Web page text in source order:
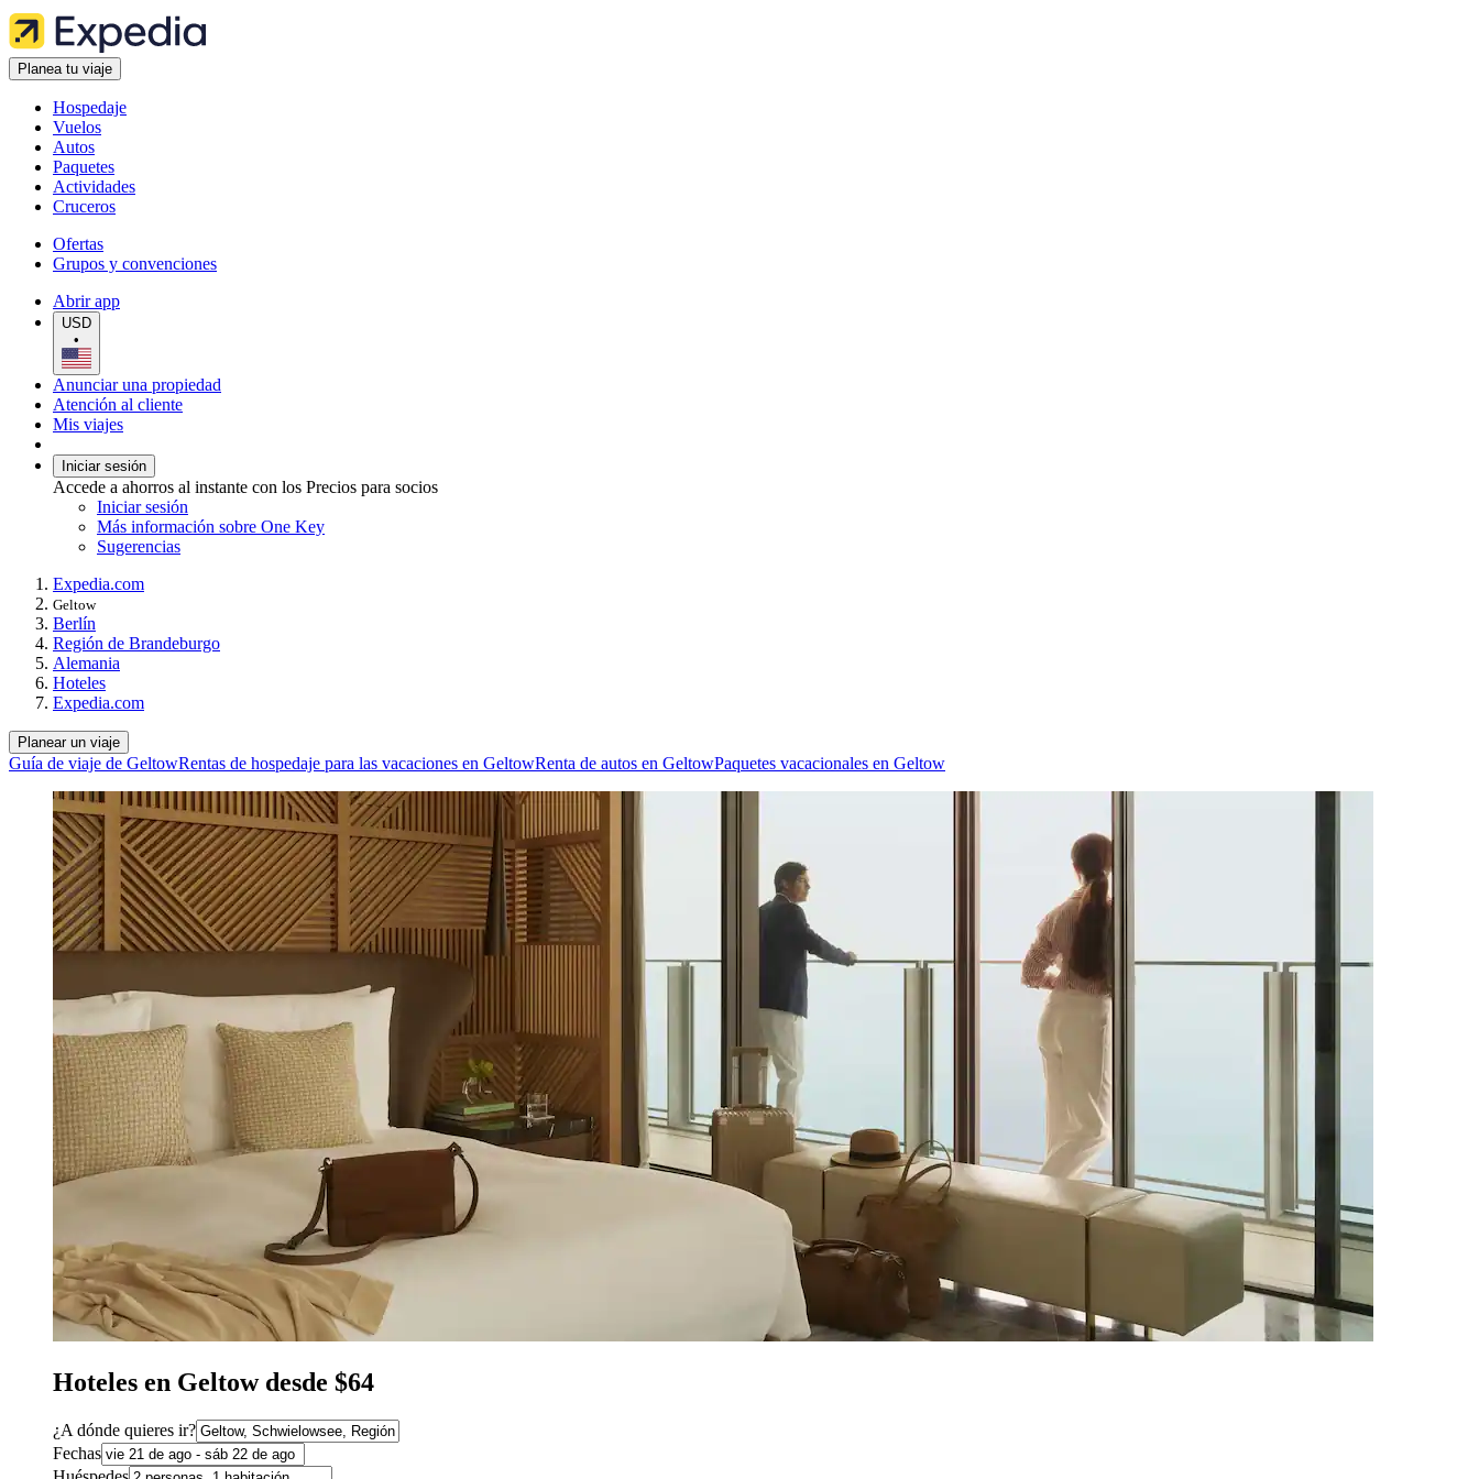
Planea tu viaje
Hospedaje
Vuelos
Autos
Paquetes
Actividades
Cruceros
Ofertas
Grupos y convenciones
Abrir app
USD
•
Anunciar una propiedad
Atención al cliente
Mis viajes
Iniciar sesión
Accede a ahorros al instante con los Precios para socios
Iniciar sesión
Más información sobre One Key
Sugerencias
Expedia.com
Geltow
Berlín
Región de Brandeburgo
Alemania
Hoteles
Expedia.com
Planear un viaje
Guía de viaje de GeltowRentas de hospedaje para las vacaciones en GeltowRenta de autos en GeltowPaquetes vacacionales en Geltow
Hoteles en Geltow desde $64
¿A dónde quieres ir?
Fechas